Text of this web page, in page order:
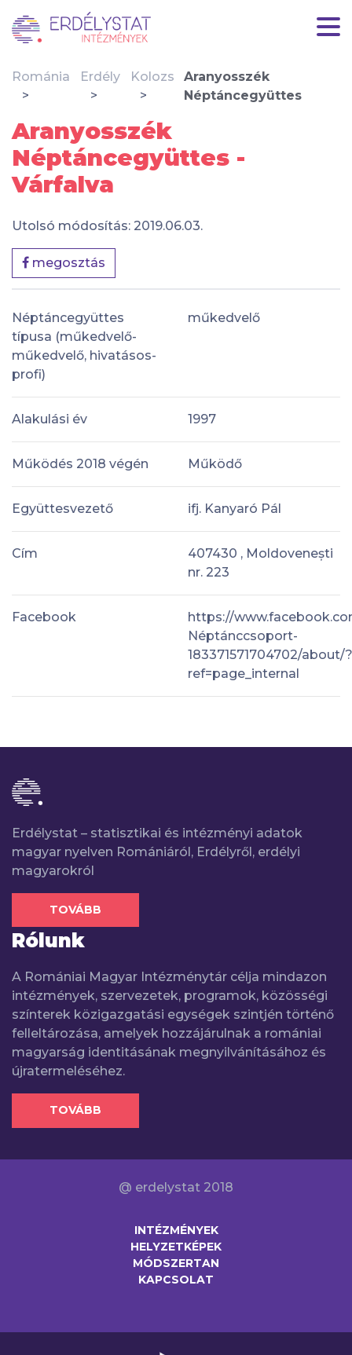
Románia Erdély Kolozs
Aranyosszék
Néptáncegyüttes
Aranyosszék
Néptáncegyüttes -
Várfalva
Utolsó módosítás: 2019.06.03.
megosztás
Néptáncegyüttes
típusa (műkedvelő-
műkedvelő, hivatásos-
profi)
műkedvelő
Alakulási év 1997
Működés 2018 végén Működő
Együttesvezető ifj. Kanyaró Pál
Cím
407430 , Moldovenești
nr. 223
Facebook
https://
Néptánccsoport-
183371571704702/about/?
ref=page_internal
Erdélystat – statisztikai és intézményi adatok
magyar nyelven Romániáról, Erdélyről, erdélyi
magyarokról
TOVÁBB
Rólunk
A Romániai Magyar Intézménytár célja mindazon
intézmények, szervezetek, programok, közösségi
színterek közigazgatási egységek szintjén történő
felleltározása, amelyek hozzájárulnak a romániai
magyarság identitásának megnyilvánításához és
újratermeléséhez.
TOVÁBB
@ erdelystat 2018
INTÉZMÉNYEK
HELYZETKÉPEK
MÓDSZERTAN
KAPCSOLAT